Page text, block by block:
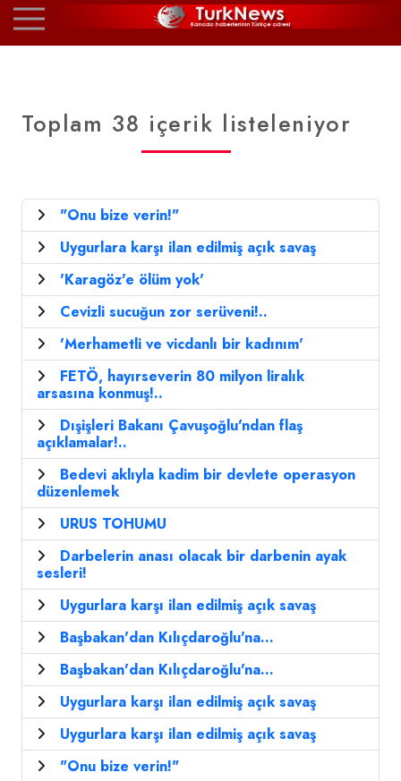
Toplam 38 içerik listeleniyor
"Onu bize verin!"
Uygurlara karşı ilan edilmiş açık savaş
'Karagöz'e ölüm yok'
Cevizli sucuğun zor serüveni!..
'Merhametli ve vicdanlı bir kadınım'
FETÖ, hayırseverin 80 milyon liralık
arsasına konmuş!..
Dışişleri Bakanı Çavuşoğlu'ndan flaş
açıklamalar!..
Bedevi aklıyla kadim bir devlete operasyon
düzenlemek
URUS TOHUMU
Darbelerin anası olacak bir darbenin ayak
sesleri!
Uygurlara karşı ilan edilmiş açık savaş
Başbakan'dan Kılıçdaroğlu'na...
Başbakan'dan Kılıçdaroğlu'na...
Uygurlara karşı ilan edilmiş açık savaş
Uygurlara karşı ilan edilmiş açık savaş
"Onu bize verin!"